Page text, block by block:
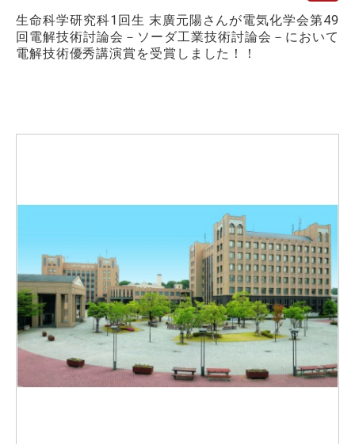
生命科学研究科1回生 末廣元陽さんが電気化学会第49
回電解技術討論会－ソーダ工業技術討論会－において
電解技術優秀講演賞を受賞しました！！